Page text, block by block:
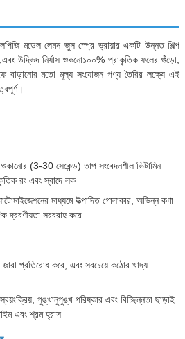
মডেল লেমন জুস স্প্রে ড্রায়ার একটি উন্নত শিল্প
উদ্ভিদ নির্যাস শুকনো১০০% প্রাকৃতিক ফলের গুঁড়ো,
বাড়ানোর মতো মূল্য সংযোজন পণ্য তৈরির লক্ষ্যে এই
(3-30 সেকেন্ড) তাপ সংবেদনশীল ভিটামিন
রং এবং স্বাদে লক
মাধ্যমে উত্পাদিত গোলাকার, অভিন্ন কণা
দ্রবণীয়তা সরবরাহ করে
প্রতিরোধ করে, এবং সবচেয়ে কঠোর খাদ্য
স্বয়ংক্রিয়, পুঙ্খানুপুঙ্খ পরিষ্কার এবং বিচ্ছিন্নতা ছাড়াই
এবং শ্রম হ্রাস